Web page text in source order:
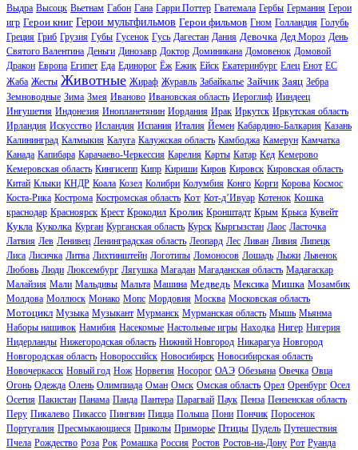
Выдра Высоцк Вьетнам Габон Гана Гарри Поттер Гватемала Гербы Германия Герои
игр Герои книг Герои мультфильмов Герои фильмов Гном Голландия Голубь
Греция Гриб Грузия Губы Гусенок Гусь Дагестан Дания Девочка Дед Мороз День
Святого Валентина Деньги Динозавр Доктор Доминикана Домовенок Домовой
Дракон Европа Египет Еда Единорог Ёж Ежик Ейск Екатеринбург Елец Енот ЕС
Жаба Жесты Животные Жираф Журавль Забайкалье Зайчик Заяц Зебра
Земноводные Зима Змея Иваново Ивановская область Иероглиф Ииндеец
Ингушетия Индонезия Инопланетянин Иордания Ирак Иркутск Иркутская область
Ирландия Искусство Исландия Испания Италия Йемен Кабардино-Балкария Казань
Калининград Калмыкия Калуга Калужская область Камбоджа Камерун Камчатка
Канада Капибара Карачаево-Черкессия Карелия Карты Катар Кед Кемерово
Кемеровская область Кингисепп Кипр Кириши Киров Кировск Кировская область
Китай Клыки КНДР Коала Козел Колибри Колумбия Конго Корги Корова Космос
Коста-Рика Кострома Костромская область Кот Кот-д’Ивуар Котенок Кошка
краснодар Красноярск Крест Крокодил Кролик Кронштадт Крым Крыса Кувейт
Кукла Куколка Курган Курганская область Курск Кыргызстан Лаос Ласточка
Латвия Лев Ленивец Ленинградская область Леопард Лес Ливан Ливия Липецк
Лиса Лисичка Литва Лихтинштейн Логотипы Ломоносов Лошадь Лыжи Львенок
Любовь Люди Люксембург Лягушка Магадан Магаданская область Мадагаскар
Малайзия Мали Мальдивы Мальта Машина Медведь Мексика Мишка Мозамбик
Молдова Моллюск Монако Мопс Мордовия Москва Московская область
Мотоцикл Музыка Музыкант Мурманск Мурманская область Мышь Мьянма
Наборы нашивок Намибия Насекомые Настольные игры Находка Нигер Нигерия
Нидерланды Нижегородская область Нижний Новгород Никарагуа Новгород
Новгородская область Новороссийск Новосибирск Новосибирская область
Новочеркасск Новый год Нож Норвегия Носорог ОАЭ Обезьяна Овечка Овца
Огонь Одежда Олень Олимпиада Оман Омск Омская область Орел Оренбург Осел
Осетия Пакистан Панама Панда Пантера Парагвай Паук Пенза Пензенская область
Перу Пикалево Пикассо Пингвин Пицца Польша Пони Пончик Поросенок
Португалия Пресмыкающиеся Приколы Приморье Птицы Пудель Путешествия
Пчела Рождество Роза Рок Ромашка Россия Ростов Ростов-на-Дону Рот Руанда